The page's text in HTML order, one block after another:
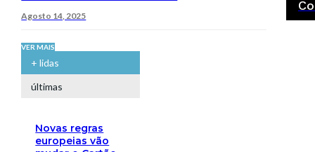
Agosto 14, 2025
VER MAIS
+ lidas
últimas
Novas regras
europeias vão